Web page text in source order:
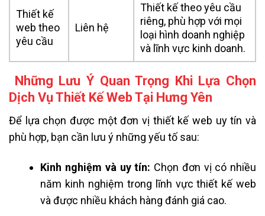
Thiết kế
web theo
yêu cầu
Liên hệ
Thiết kế theo yêu cầu
riêng, phù hợp với mọi
loại hình doanh nghiệp
và lĩnh vực kinh doanh.
Những Lưu Ý Quan Trọng Khi Lựa Chọn
Dịch Vụ Thiết Kế Web Tại Hưng Yên
Để lựa chọn được một đơn vị thiết kế web uy tín và
phù hợp, bạn cần lưu ý những yếu tố sau:
Kinh nghiệm và uy tín: Chọn đơn vị có nhiều
năm kinh nghiệm trong lĩnh vực thiết kế web
và được nhiều khách hàng đánh giá cao.